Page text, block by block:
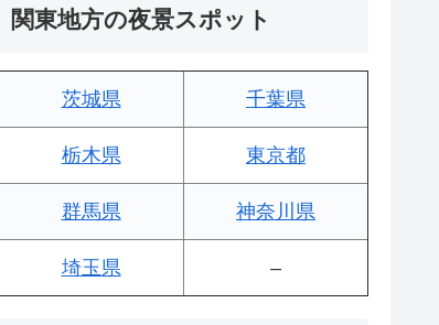
関東地方の夜景スポット
茨城県 千葉県
栃木県 東京都
群馬県 神奈川県
埼玉県 –